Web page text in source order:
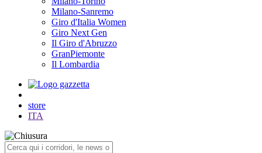
Milano-Sanremo
Giro d'Italia Women
Giro Next Gen
Il Giro d'Abruzzo
GranPiemonte
Il Lombardia
store
ITA